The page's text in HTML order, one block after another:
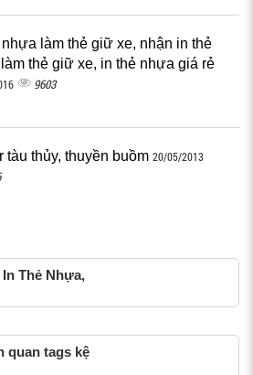
nhựa làm thẻ giữ xe, nhận in thẻ
thẻ giữ xe, in thẻ nhựa giá rẻ
9603
tàu thủy, thuyền buồm 20/05/2013
Thẻ Nhựa,
quan tags kệ